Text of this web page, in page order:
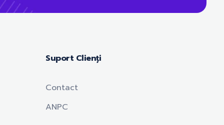
Suport Clienți
Contact
ANPC